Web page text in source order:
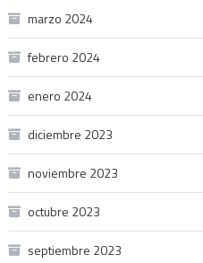
marzo 2024
febrero 2024
enero 2024
diciembre 2023
noviembre 2023
octubre 2023
septiembre 2023